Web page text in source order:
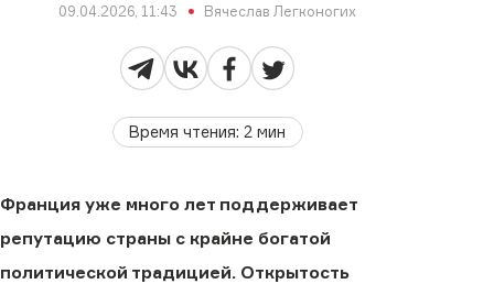
09.04.2026, 11:43 Вячеслав Легконогих
Время чтения:2 мин
Франция уже много лет поддерживает
репутацию страны с крайне богатой
политической традицией. Открытость